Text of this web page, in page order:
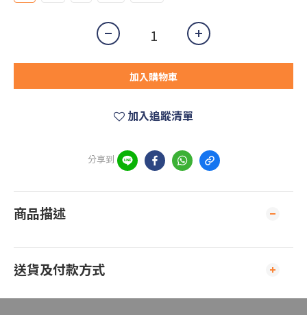
加入購物車
加入追蹤清單
分享到
商品描述
送貨及付款方式